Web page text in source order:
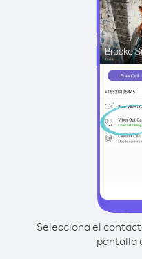
Selecciona el
pantalla